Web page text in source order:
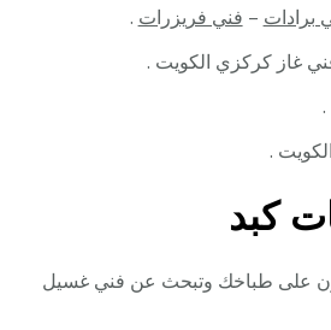
برادات – فني فريزرات .
غاز كركزي الكويت .
.
الكويت .
كبد
على طباخك وتبحث عن فني غسيل